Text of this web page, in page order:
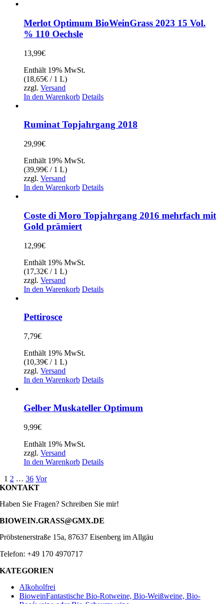
Merlot Optimum BioWeinGrass 2023 15 Vol.
% 110 Oechsle
13,99€
Enthält 19% MwSt.
(18,65€ / 1 L)
zzgl. Versand
In den Warenkorb Details
Ruminat Topjahrgang 2018
29,99€
Enthält 19% MwSt.
(39,99€ / 1 L)
zzgl. Versand
In den Warenkorb Details
Coste di Moro Topjahrgang 2016 mehrfach mit
Gold prämiert
12,99€
Enthält 19% MwSt.
(17,32€ / 1 L)
zzgl. Versand
In den Warenkorb Details
Pettirosce
7,79€
Enthält 19% MwSt.
(10,39€ / 1 L)
zzgl. Versand
In den Warenkorb Details
Gelber Muskateller Optimum
9,99€
Enthält 19% MwSt.
zzgl. Versand
In den Warenkorb Details
1 2 … 36 Vor
KONTAKT
Haben Sie Fragen? Schreiben Sie mir!
BIOWEIN.GRASS@GMX.DE
Pröbstenerstraße 15a, 87637 Eisenberg im Allgäu
Telefon: +49 170 4970717
KATEGORIEN
Alkoholfrei
BioweinFantastische Bio-Rotweine, Bio-Weißweine, Bio-